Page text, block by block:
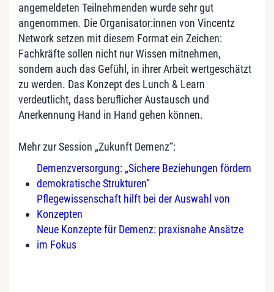
angemeldeten Teilnehmenden wurde sehr gut
angenommen. Die Organisator:innen von Vincentz
Network setzen mit diesem Format ein Zeichen:
Fachkräfte sollen nicht nur Wissen mitnehmen,
sondern auch das Gefühl, in ihrer Arbeit wertgeschätzt
zu werden. Das Konzept des Lunch & Learn
verdeutlicht, dass beruflicher Austausch und
Anerkennung Hand in Hand gehen können.
Mehr zur Session „Zukunft Demenz“:
Demenzversorgung: „Sichere Beziehungen fördern
demokratische Strukturen“
Pflegewissenschaft hilft bei der Auswahl von
Konzepten
Neue Konzepte für Demenz: praxisnahe Ansätze
im Fokus